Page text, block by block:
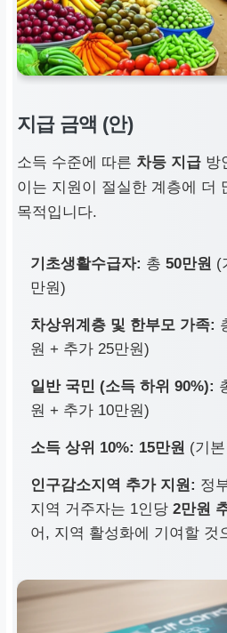
지급 금액 (안)
소득 수준에 따른 차등 지급 방
이는 지원이 절실한 계층에 더
목적입니다.
기초생활수급자: 총 50만원 (
만원)
차상위계층 및 한부모 가족:
원 + 추가 25만원)
일반 국민 (소득 하위 90%):
원 + 추가 10만원)
소득 상위 10%: 15만원 (기
인구감소지역 추가 지원: 정
지역 거주자는 1인당 2만원
어, 지역 활성화에 기여할 것